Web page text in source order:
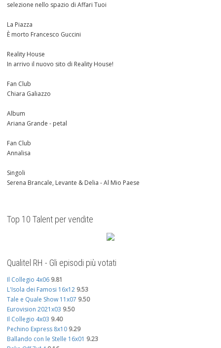
selezione nello spazio di Affari Tuoi
La Piazza
È morto Francesco Guccini
Reality House
In arrivo il nuovo sito di Reality House!
Fan Club
Chiara Galiazzo
Album
Ariana Grande - petal
Fan Club
Annalisa
Singoli
Serena Brancale, Levante & Delia - Al Mio Paese
Top 10 Talent per vendite
Qualitel RH - Gli episodi più votati
Il Collegio 4x06 9.81
L'Isola dei Famosi 16x12 9.53
Tale e Quale Show 11x07 9.50
Eurovision 2021x03 9.50
Il Collegio 4x03 9.40
Pechino Express 8x10 9.29
Ballando con le Stelle 16x01 9.23